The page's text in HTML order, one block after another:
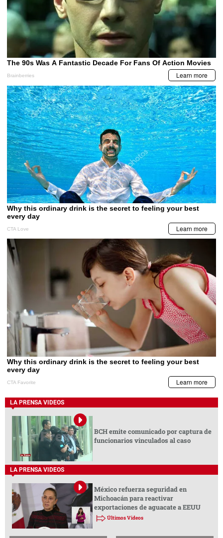
LA PRENSA VIDEOS
BCH emite comunicado por captura de
funcionarios vinculados al caso
LA PRENSA VIDEOS
México refuerza seguridad en
Michoacán para reactivar
exportaciones de aguacate a EEUU
Últimos Videos